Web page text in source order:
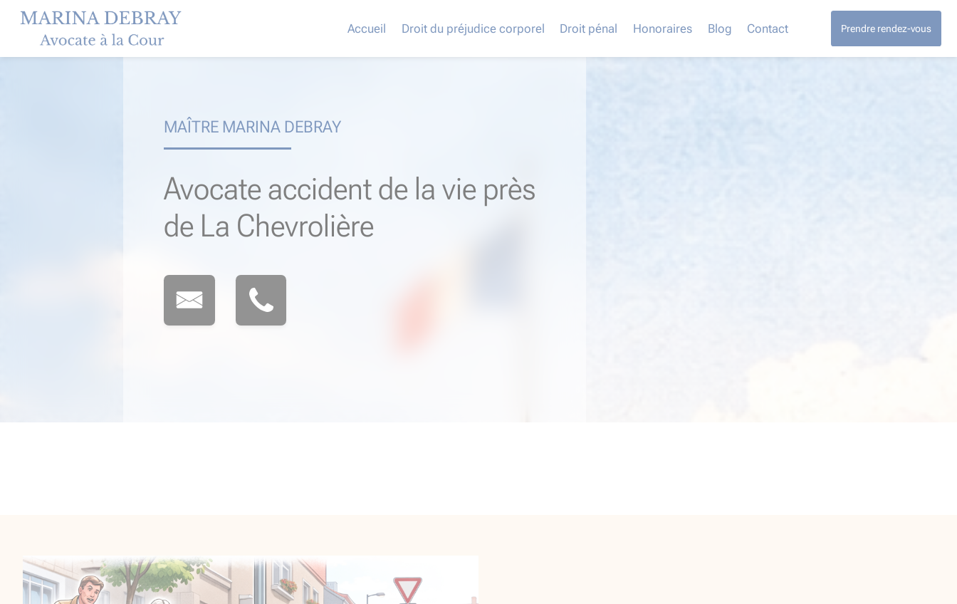
Accueil Droit du préjudice corporel Droit pénal Honoraires Blog Contact Prendre rendez-vous
MAÎTRE MARINA DEBRAY
Avocate accident de la vie près
de La Chevrolière